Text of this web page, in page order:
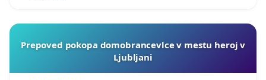
Prepoved pokopa domobrancevlce v mestu heroj v
Ljubljani